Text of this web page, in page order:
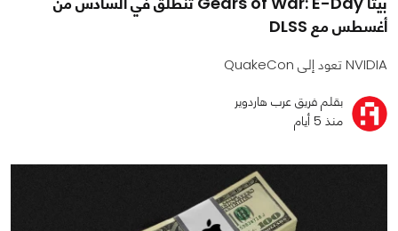
أغسطس مع DLSS
NVIDIA تعود إلى QuakeCon
بقلم فريق عرب هاردوير
منذ 5 أيام